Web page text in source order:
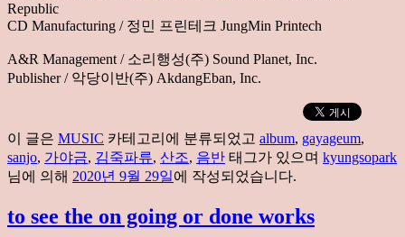
Republic
CD Manufacturing / 정민 프린테크 JungMin Printech
A&R Management / 소리행성(주) Sound Planet, Inc.
Publisher / 악당이반(주) AkdangEban, Inc.
이 글은 MUSIC 카테고리에 분류되었고 album, gayageum,
sanjo, 가야금, 김죽파류, 산조, 음반 태그가 있으며 kyungsopark
님에 의해 2020년 9월 29일에 작성되었습니다.
to see the on going or done works